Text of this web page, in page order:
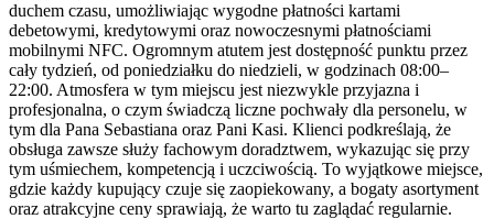
duchem czasu, umożliwiając wygodne płatności kartami
debetowymi, kredytowymi oraz nowoczesnymi płatnościami
mobilnymi NFC. Ogromnym atutem jest dostępność punktu przez
cały tydzień, od poniedziałku do niedzieli, w godzinach 08:00–
22:00. Atmosfera w tym miejscu jest niezwykle przyjazna i
profesjonalna, o czym świadczą liczne pochwały dla personelu, w
tym dla Pana Sebastiana oraz Pani Kasi. Klienci podkreślają, że
obsługa zawsze służy fachowym doradztwem, wykazując się przy
tym uśmiechem, kompetencją i uczciwością. To wyjątkowe miejsce,
gdzie każdy kupujący czuje się zaopiekowany, a bogaty asortyment
oraz atrakcyjne ceny sprawiają, że warto tu zaglądać regularnie.